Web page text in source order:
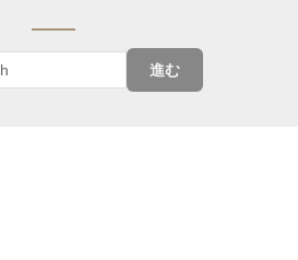
進む